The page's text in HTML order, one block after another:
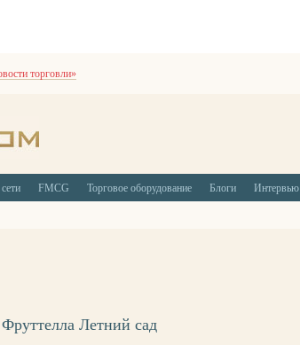
торговли»
FMCG Торговое оборудование Блоги Интервью
Летний сад